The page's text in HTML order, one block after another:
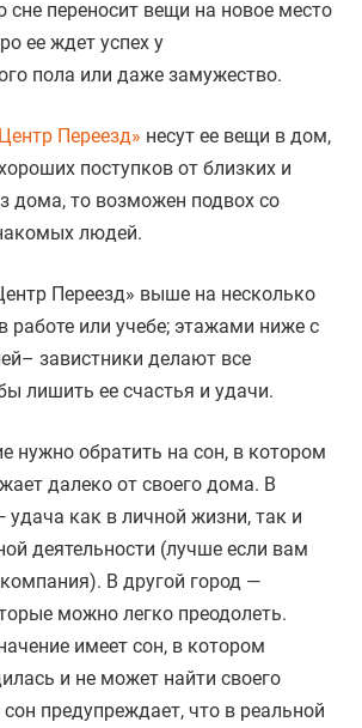
сне переносит вещи на новое место
ее ждет успех у
пола или даже замужество.
Переезд» несут ее вещи в дом,
поступков от близких и
дома, то возможен подвох со
людей.
Переезд» выше на несколько
работе или учебе; этажами ниже с
завистники делают все
лишить ее счастья и удачи.
нужно обратить на сон, в котором
далеко от своего дома. В
удача как в личной жизни, так и
деятельности (лучше если вам
В другой город —
можно легко преодолеть.
имеет сон, в котором
и не может найти своего
предупреждает, что в реальной